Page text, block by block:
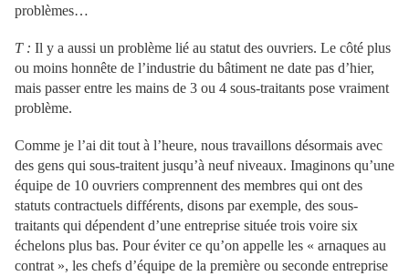
problèmes…
T : Il y a aussi un problème lié au statut des ouvriers. Le côté plus
ou moins honnête de l’industrie du bâtiment ne date pas d’hier,
mais passer entre les mains de 3 ou 4 sous-traitants pose vraiment
problème.
Comme je l’ai dit tout à l’heure, nous travaillons désormais avec
des gens qui sous-traitent jusqu’à neuf niveaux. Imaginons qu’une
équipe de 10 ouvriers comprennent des membres qui ont des
statuts contractuels différents, disons par exemple, des sous-
traitants qui dépendent d’une entreprise située trois voire six
échelons plus bas. Pour éviter ce qu’on appelle les « arnaques au
contrat », les chefs d’équipe de la première ou seconde entreprise